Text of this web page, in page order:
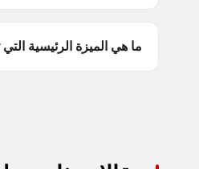
ما هي الميزة الرئيسية